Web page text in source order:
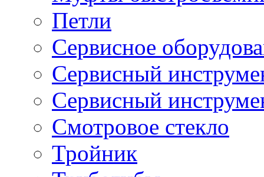
Петли
Сервисное
Сервисный
Сервисный
Смотровое стекло
Тройник